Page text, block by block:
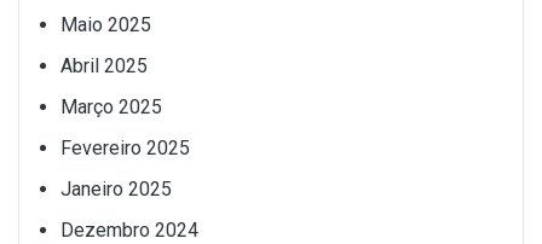
Maio 2025
Abril 2025
Março 2025
Fevereiro 2025
Janeiro 2025
Dezembro 2024